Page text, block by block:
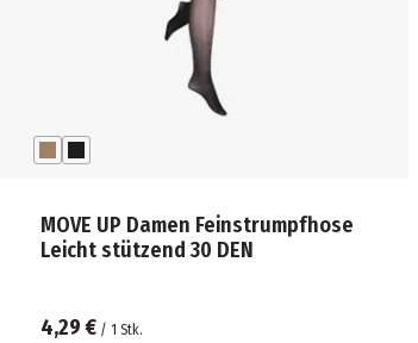
MOVE UP Damen Feinstrumpfhose
Leicht stützend 30 DEN
4,29 € / 1 Stk.